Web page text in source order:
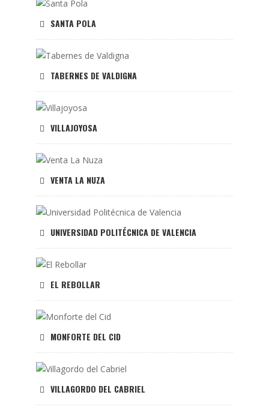
SANTA POLA
TABERNES DE VALDIGNA
VILLAJOYOSA
VENTA LA NUZA
UNIVERSIDAD POLITÉCNICA DE VALENCIA
EL REBOLLAR
MONFORTE DEL CID
VILLAGORDO DEL CABRIEL